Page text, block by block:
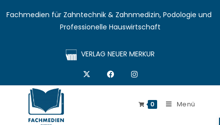
Fachmedien für Zahntechnik & Zahnmedizin, Podologie und
Professionelle Hauswirtschaft
VERLAG NEUER MERKUR
0 Menü